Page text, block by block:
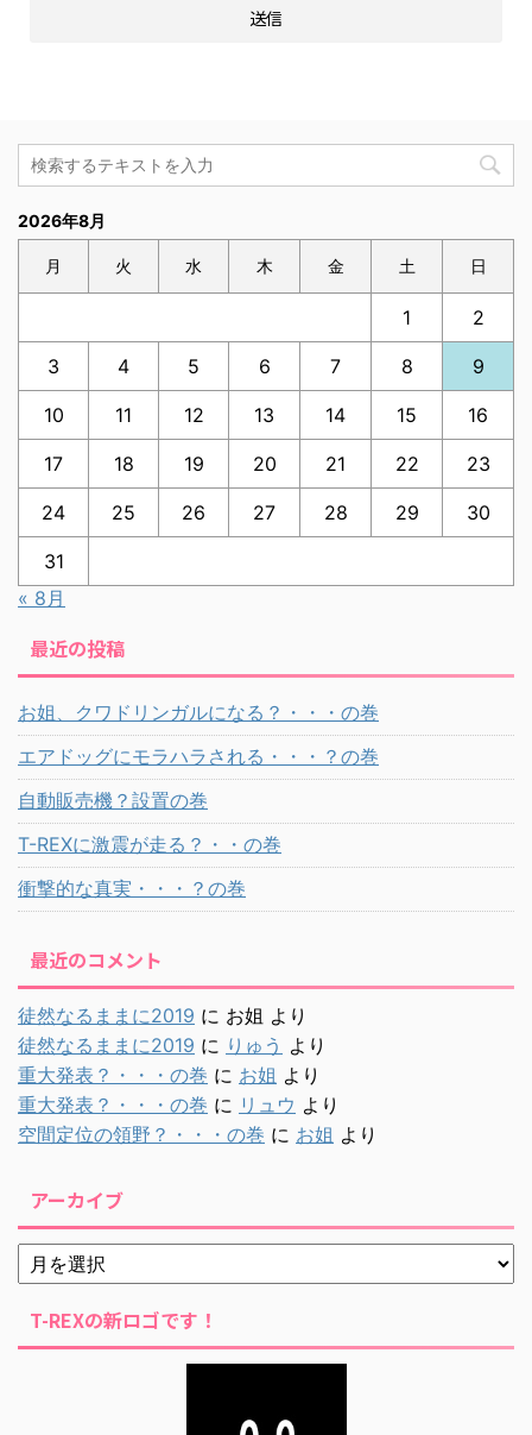
2026年8月
月 火 水 木 金 土 日
1 2
3 4 5 6 7 8 9
10 11 12 13 14 15 16
17 18 19 20 21 22 23
24 25 26 27 28 29 30
31
« 8月
最近の投稿
お姐、クワドリンガルになる？・・・の巻
エアドッグにモラハラされる・・・？の巻
自動販売機？設置の巻
T-REXに激震が走る？・・の巻
衝撃的な真実・・・？の巻
最近のコメント
徒然なるままに2019 に お姐 より
徒然なるままに2019 に りゅう より
重大発表？・・・の巻 に お姐 より
重大発表？・・・の巻 に リュウ より
空間定位の領野？・・・の巻 に お姐 より
アーカイブ
T-REXの新ロゴです！